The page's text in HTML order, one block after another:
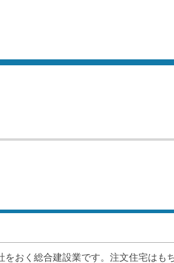
おく総合建設業です。注文住宅はも